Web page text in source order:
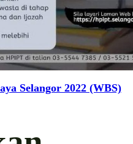
Selangor 2022 (WBS)